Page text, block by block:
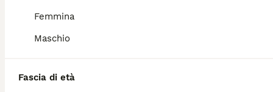
Femmina
Maschio
Fascia di età
Quanto dura la vita di un